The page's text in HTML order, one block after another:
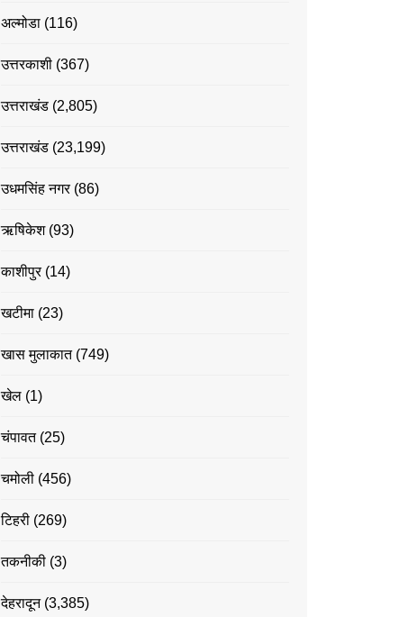
अल्मोडा (116)
उत्तरकाशी (367)
उत्तराखंड (2,805)
उत्तराखंड (23,199)
उधमसिंह नगर(86)
ऋषिकेश(93)
काशीपुर(14)
खटीमा (23)
खास मुलाकात(749)
खेल (1)
चंपावत(25)
चमोली (456)
टिहरी (269)
तकनीकी (3)
देहरादून(3,385)